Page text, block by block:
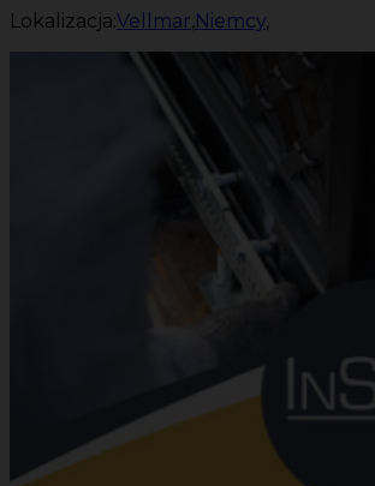
Lokalizacja:Vellmar,Niemcy,